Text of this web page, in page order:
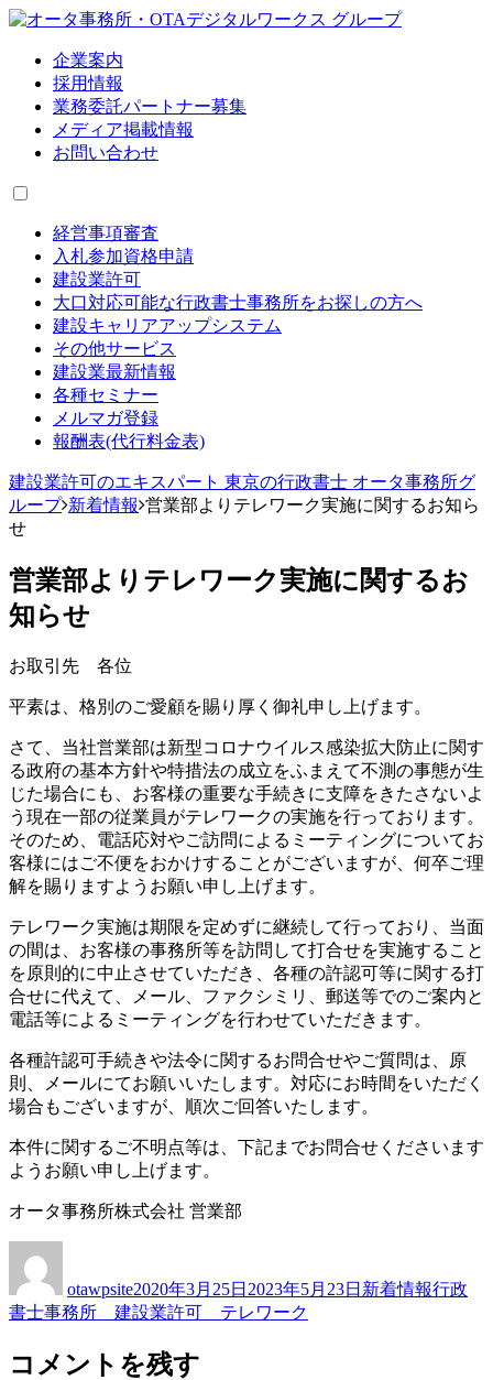
企業案内
採用情報
業務委託パートナー募集
メディア掲載情報
お問い合わせ
経営事項審査
入札参加資格申請
建設業許可
大口対応可能な行政書士事務所をお探しの方へ
建設キャリアアップシステム
その他サービス
建設業最新情報
各種セミナー
メルマガ登録
報酬表(代行料金表)
建設業許可のエキスパート 東京の行政書士 オータ事務所グ
ループ 新着情報 営業部よりテレワーク実施に関するお知ら
せ
営業部よりテレワーク実施に関するお
知らせ
お取引先 各位
平素は、格別のご愛顧を賜り厚く御礼申し上げます。
さて、当社営業部は新型コロナウイルス感染拡大防止に関す
る政府の基本方針や特措法の成立をふまえて不測の事態が生
じた場合にも、お客様の重要な手続きに支障をきたさないよ
う現在一部の従業員がテレワークの実施を行っております。
そのため、電話応対やご訪問によるミーティングについてお
客様にはご不便をおかけすることがございますが、何卒ご理
解を賜りますようお願い申し上げます。
テレワーク実施は期限を定めずに継続して行っており、当面
の間は、お客様の事務所等を訪問して打合せを実施すること
を原則的に中止させていただき、各種の許認可等に関する打
合せに代えて、メール、ファクシミリ、郵送等でのご案内と
電話等によるミーティングを行わせていただきます。
各種許認可手続きや法令に関するお問合せやご質問は、原
則、メールにてお願いいたします。対応にお時間をいただく
場合もございますが、順次ご回答いたします。
本件に関するご不明点等は、下記までお問合せくださいます
ようお願い申し上げます。
オータ事務所株式会社 営業部
otawpsite2020年3月25日 2023年5月23日 新着情報行政
書士事務所 建設業許可 テレワーク
コメントを残す